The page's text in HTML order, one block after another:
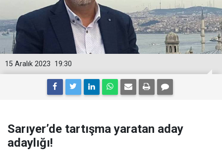
19:30
15 Aralık 2023
Sarıyer’de tartışma yaratan aday
adaylığı!